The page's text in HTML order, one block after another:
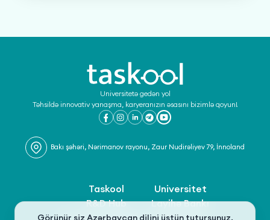
Görünür siz Azərbaycan dilini üstün tutursunuz.
Universitetə gedən yol
Təhsildə innovativ yanaşma, karyeranızın əsasını bizimlə qoyun!
Bakı şəhəri, Nərimanov rayonu, Zaur Nudirəliyev 79, İnnoland
Taskool
R&D Hub
Şərtlər və Qaydalar
Universitet
Layihə Bankı
Olimpiada